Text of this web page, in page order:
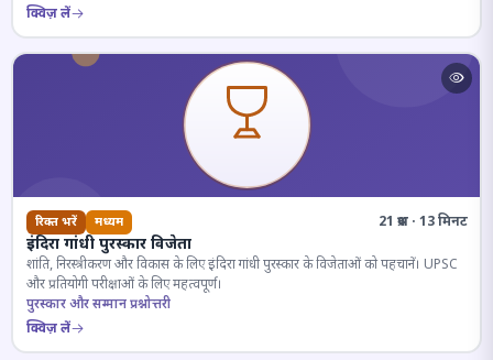
क्विज़ लें
रिक्त भरें मध्यम 21 प्रश्न · 13 मिनट
इंदिरा गांधी पुरस्कार विजेता
शांति, निरस्त्रीकरण और विकास के लिए इंदिरा गांधी पुरस्कार के विजेताओं को पहचानें। UPSC
और प्रतियोगी परीक्षाओं के लिए महत्वपूर्ण।
पुरस्कार और सम्मान प्रश्नोत्तरी
क्विज़ लें